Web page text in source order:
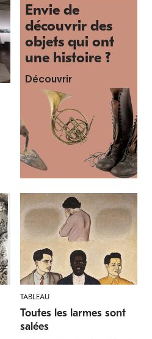
Envie de
découvrir des
objets qui ont
une histoire ?
Découvrir
TABLEAU
Toutes les larmes sont
salées